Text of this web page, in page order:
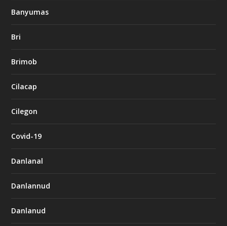
Banyumas
Bri
Brimob
Cilacap
Cilegon
Covid-19
Danlanal
Danlannud
Danlanud